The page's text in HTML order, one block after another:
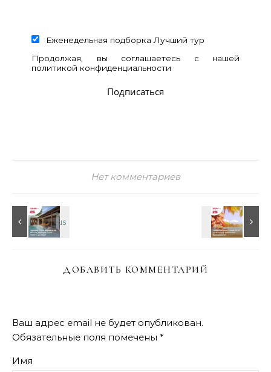
Еженедельная подборка Лучший тур
Продолжая, вы соглашаетесь с нашей
политикой конфиденциальности
Нет комментариев
ДОБАВИТЬ КОММЕНТАРИЙ
Ваш адрес email не будет опубликован.
Обязательные поля помечены *
Имя